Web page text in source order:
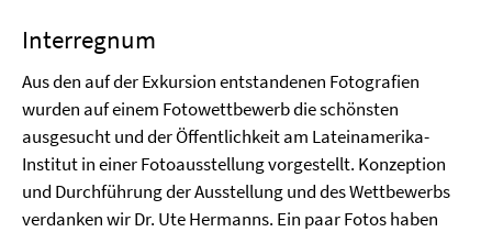
Interregnum
Aus den auf der Exkursion entstandenen Fotografien
wurden auf einem Fotowettbewerb die schönsten
ausgesucht und der Öffentlichkeit am Lateinamerika-
Institut in einer Fotoausstellung vorgestellt. Konzeption
und Durchführung der Ausstellung und des Wettbewerbs
verdanken wir Dr. Ute Hermanns. Ein paar Fotos haben